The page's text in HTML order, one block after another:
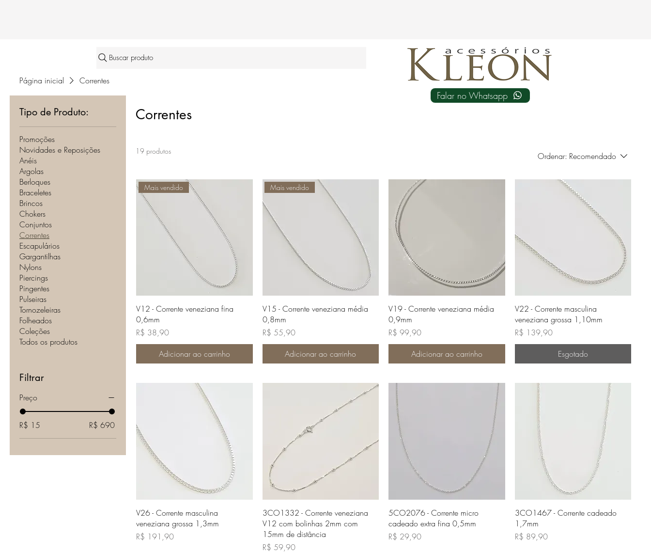
Buscar produto
Página inicial Correntes
Tipo de Produto:
Promoções
Novidades e Reposições
Anéis
Argolas
Berloques
Braceletes
Brincos
Chokers
Conjuntos
Correntes
Escapulários
Gargantilhas
Nylons
Piercings
Pingentes
Pulseiras
Tornozeleiras
Folheados
Coleções
Todos os produtos
Filtrar
Preço
R$ 15 R$ 690
Correntes
19 produtos Ordenar: Recomendado
Visualização rápida
Mais vendido
V12 - Corrente veneziana fina
0,6mm
Preço
R$ 38,90
Adicionar ao carrinho
Visualização rápida
Mais vendido
V15 - Corrente veneziana média
0,8mm
Preço
R$ 55,90
Adicionar ao carrinho
Visualização rápida
V19 - Corrente veneziana média
0,9mm
Preço
R$ 99,90
Adicionar ao carrinho
Visualização rápida
V22 - Corrente masculina
veneziana grossa 1,10mm
Preço
R$ 139,90
Esgotado
Visualização rápida
V26 - Corrente masculina
veneziana grossa 1,3mm
Preço
R$ 191,90
Visualização rápida
3CO1332 - Corrente veneziana
V12 com bolinhas 2mm com
15mm de distância
Preço
R$ 59,90
Visualização rápida
5CO2076 - Corrente micro
cadeado extra fina 0,5mm
Preço
R$ 29,90
Visualização rápida
3CO1467 - Corrente cadeado
1,7mm
Preço
R$ 89,90
Falar no Whatsapp